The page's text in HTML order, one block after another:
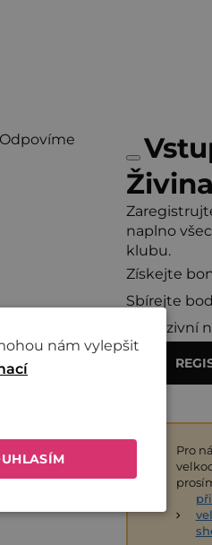
Odpovíme
naplno
klubu.
Získejte
Sbírejte
Exkluzivní
Pro
nám vylepšit